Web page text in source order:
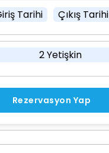
Tarihi Çıkış Tarihi
2 Yetişkin
Rezervasyon Yap